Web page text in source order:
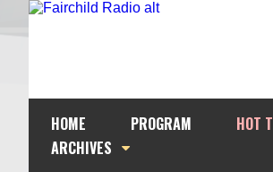
HOME PROGRAM HOT
ARCHIVES